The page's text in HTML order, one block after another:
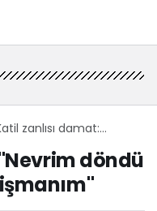
zanlısı damat:
öldürdüm, pişmanım"
döndü